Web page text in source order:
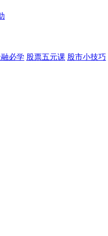
必学 股票五元课 股市小技巧